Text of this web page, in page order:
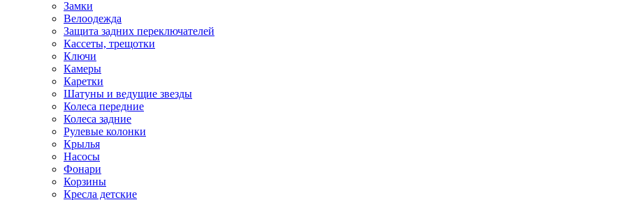
Замки
Велоодежда
Защита задних переключателей
Кассеты, трещотки
Ключи
Камеры
Каретки
Шатуны и ведущие звезды
Колеса передние
Колеса задние
Рулевые колонки
Крылья
Насосы
Фонари
Корзины
Кресла детские